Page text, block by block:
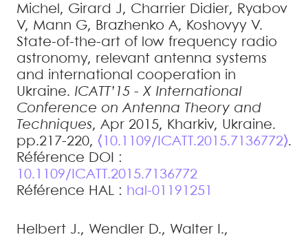
Michel , Girard J, Charrier Didier, Ryabov
V, Mann G, Brazhenko A, Koshovyy V.
State-of-the-art of low frequency radio
astronomy, relevant antenna systems
and international cooperation in
Ukraine. ICATT’15 - X International
Conference on Antenna Theory and
Techniques, Apr 2015, Kharkiv, Ukraine.
pp.217-220, ⟨10.1109/ICATT.2015.7136772⟩.
Référence DOI :
10.1109/ICATT.2015.7136772
Référence HAL : hal-01191251
Helbert J., Wendler D., Walter I.,